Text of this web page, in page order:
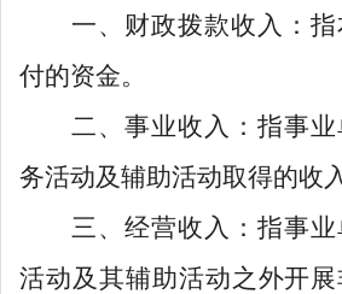
一、财政拨款收入：
付的资金。
二、事业收入：指事
务活动及辅助活动取得的收入
三、经营收入：指事
活动及其辅助活动之外开